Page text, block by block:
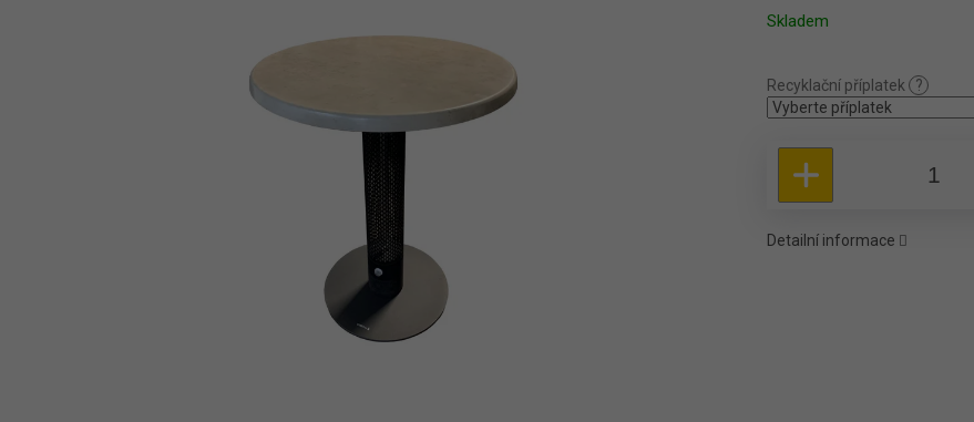
Skladem
Recyklační příplatek ?
Detailní informace